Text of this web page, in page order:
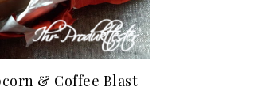
& Coffee Blast